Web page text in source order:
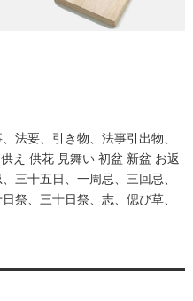
法要、引き物、法事引出物、
え 供花 見舞い 初盆 新盆 お返
三十五日、一周忌、三回忌、
祭、三十日祭、志、偲び草、